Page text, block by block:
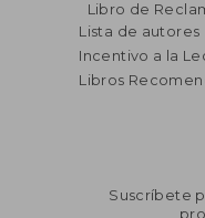
Libro de
Lista de autores
Incentivo a la
Libros
Suscríbete